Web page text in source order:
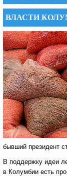
ВЛАСТИ
бывший президент
В поддержку идеи
в Колумбии есть